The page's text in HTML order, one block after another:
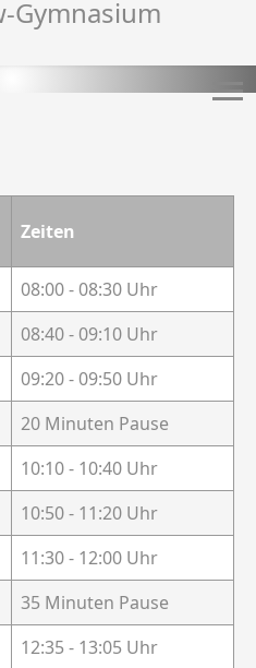
Zeiten
08:00 - 08:30 Uhr
08:40 - 09:10 Uhr
09:20 - 09:50 Uhr
20 Minuten Pause
10:10 - 10:40 Uhr
10:50 - 11:20 Uhr
11:30 - 12:00 Uhr
35 Minuten Pause
12:35 - 13:05 Uhr